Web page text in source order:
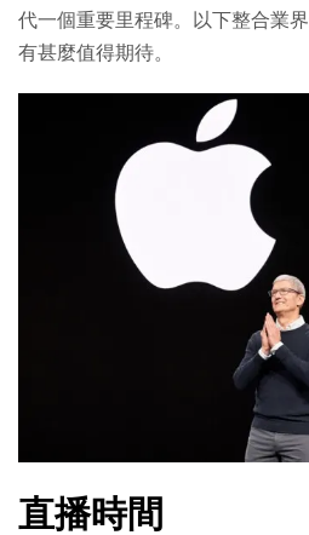
代一個重要里程碑。以下整合業
有甚麼值得期待。
直播時間